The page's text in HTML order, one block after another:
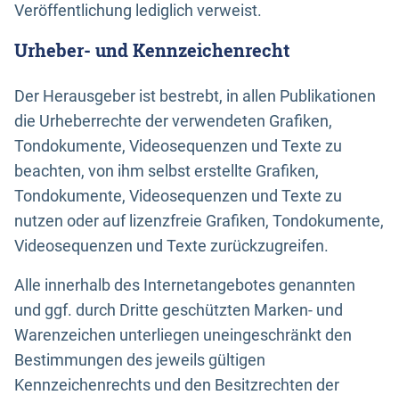
Veröffentlichung lediglich verweist.
Urheber- und Kennzeichenrecht
Der Herausgeber ist bestrebt, in allen Publikationen
die Urheberrechte der verwendeten Grafiken,
Tondokumente, Videosequenzen und Texte zu
beachten, von ihm selbst erstellte Grafiken,
Tondokumente, Videosequenzen und Texte zu
nutzen oder auf lizenzfreie Grafiken, Tondokumente,
Videosequenzen und Texte zurückzugreifen.
Alle innerhalb des Internetangebotes genannten
und ggf. durch Dritte geschützten Marken- und
Warenzeichen unterliegen uneingeschränkt den
Bestimmungen des jeweils gültigen
Kennzeichenrechts und den Besitzrechten der